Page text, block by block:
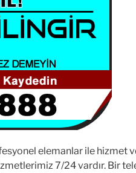
elemanlar ile hizmet
7/24 vardır. Bir